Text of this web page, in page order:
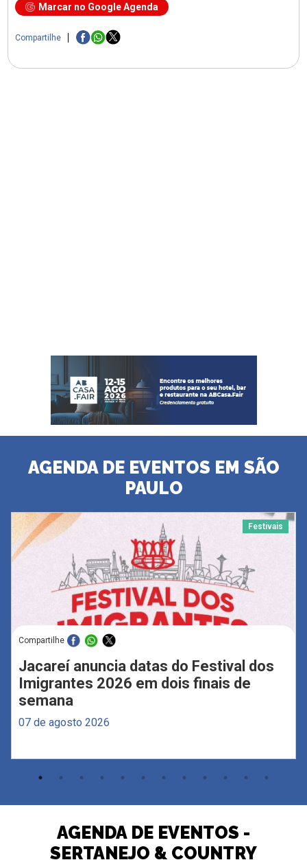
Marcar no Google Agenda
Compartilhe
AGENDA DE EVENTOS EM SÃO
PAULO
Festivais
Compartilhe
Jacareí anuncia datas do Festival dos
Imigrantes 2026 em dois finais de
semana
07 de agosto 2026
AGENDA DE EVENTOS -
SERTANEJO & COUNTRY